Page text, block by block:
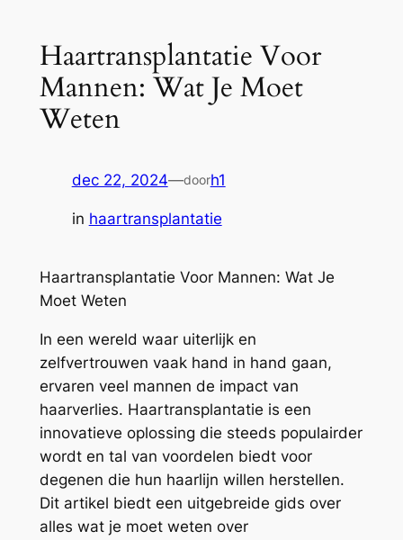
Haartransplantatie Voor
Mannen: Wat Je Moet
Weten
dec 22, 2024—doorh1
in haartransplantatie
Haartransplantatie Voor Mannen: Wat Je
Moet Weten
In een wereld waar uiterlijk en
zelfvertrouwen vaak hand in hand gaan,
ervaren veel mannen de impact van
haarverlies. Haartransplantatie is een
innovatieve oplossing die steeds populairder
wordt en tal van voordelen biedt voor
degenen die hun haarlijn willen herstellen.
Dit artikel biedt een uitgebreide gids over
alles wat je moet weten over